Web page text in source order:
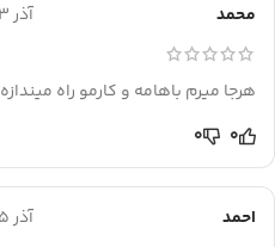
محمد آذر 3, 1403
هرجا میرم باهامه و کارمو راه میندازه
0
0
احمد آذر 5, 1403